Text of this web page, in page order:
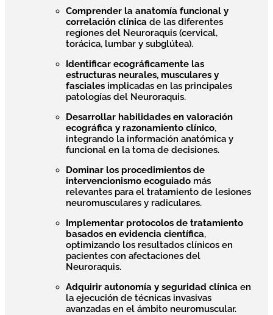
Comprender la anatomía funcional y
correlación clínica de las diferentes
regiones del Neuroraquis (cervical,
torácica, lumbar y subglútea).
Identificar ecográficamente las
estructuras neurales, musculares y
fasciales implicadas en las principales
patologías del Neuroraquis.
Desarrollar habilidades en valoración
ecográfica y razonamiento clínico,
integrando la información anatómica y
funcional en la toma de decisiones.
Dominar los procedimientos de
intervencionismo ecoguiado más
relevantes para el tratamiento de lesiones
neuromusculares y radiculares.
Implementar protocolos de tratamiento
basados en evidencia científica,
optimizando los resultados clínicos en
pacientes con afectaciones del
Neuroraquis.
Adquirir autonomía y seguridad clínica en
la ejecución de técnicas invasivas
avanzadas en el ámbito neuromuscular.